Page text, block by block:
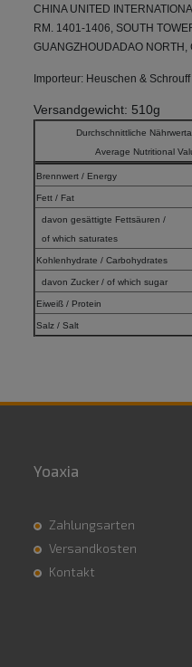
CHINA UNITED
RM. 1401-1406, SOUTH
GUANGZHOUDADAO NORTH,
Importeur: Heuschen &
Versandgewicht: 510g
Durchschnittliche
Average Nutritional
Brennwert / Energy
Fett / Fat
davon gesättigte Fettsäuren /
of which saturates
Kohlenhydrate / Carbohydrates
davon Zucker / of which sugar
Eiweiß / Protein
Salz / Salt
Yoaxia
Zahlungsarten
Versandkosten
Kontakt